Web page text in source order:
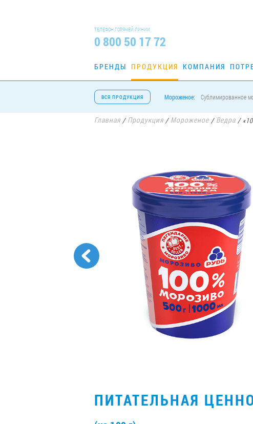
ТЕЛЕФОН ГОРЯЧЕЙ ЛИНИИ
0 800 50 17 72
БРЕНДЫ ПРОДУКЦИЯ КОМПАНИЯ
ВСЯ ПРОДУКЦИЯ Мороженое: Сублимированное
Главная / Продукция / Мороженое / Ведра /
ПИТАТЕЛЬНАЯ